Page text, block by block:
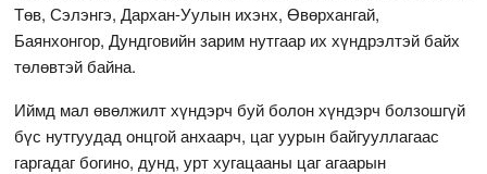
Төв, Сэлэнгэ, Дархан-Уулын ихэнх, Өвөрхангай,
Баянхонгор, Дундговийн зарим нутгаар их хүндрэлтэй байх
төлөвтэй байна.
Иймд мал өвөлжилт хүндэрч буй болон хүндэрч болзошгүй
бүс нутгуудад онцгой анхаарч, цаг уурын байгууллагаас
гаргадаг богино, дунд, урт хугацааны цаг агаарын